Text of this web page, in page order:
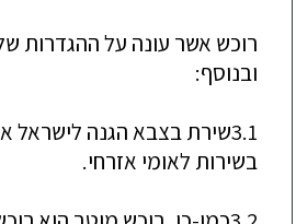
רוכש אשר עונה על ההגדרות
ובנוסף:
3.1שירת בצבא הגנה לישראל
בשירות לאומי אזרחי.